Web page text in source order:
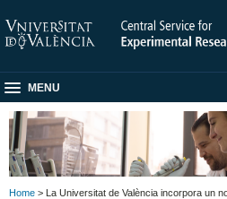
MENU
Home > La Universitat de València incorpora un